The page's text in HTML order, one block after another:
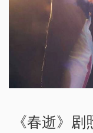
《春逝》